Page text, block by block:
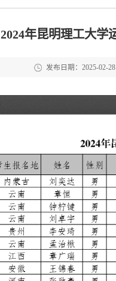
2024年昆明理工大学
发布日期：2025-02-28